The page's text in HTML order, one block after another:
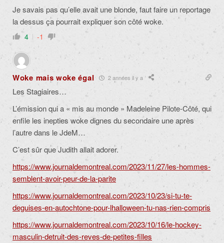
Je savais pas qu’elle avait une blonde, faut faire un reportage
la dessus ça pourrait expliquer son côté woke.
4 -1
Woke mais woke égal 2 années il y a
Les Stagiaires…
L’émission qui a « mis au monde » Madeleine Pilote-Côté, qui
enfile les inepties woke dignes du secondaire une après
l’autre dans le JdeM…
C’est sûr que Judith allait adorer.
https://www.journaldemontreal.com/2023/11/27/les-hommes-
semblent-avoir-peur-de-la-parite
https://www.journaldemontreal.com/2023/10/23/si-tu-te-
deguises-en-autochtone-pour-lhalloween-tu-nas-rien-compris
https://www.journaldemontreal.com/2023/10/16/le-hockey-
masculin-detruit-des-reves-de-petites-filles